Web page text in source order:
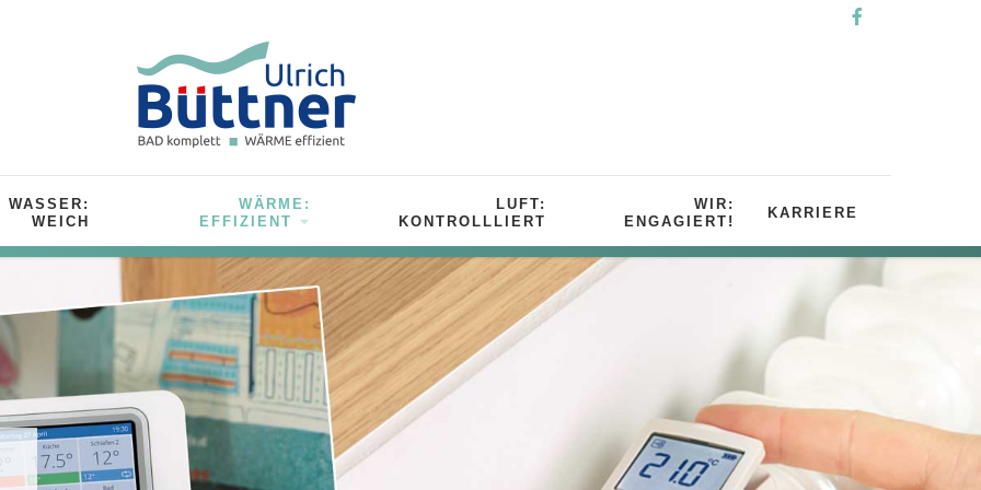
WASSER:
WEICH
WÄRME:
EFFIZIENT
LUFT:
KONTROLLLIERT
WIR:
ENGAGIERT!
KARRIERE